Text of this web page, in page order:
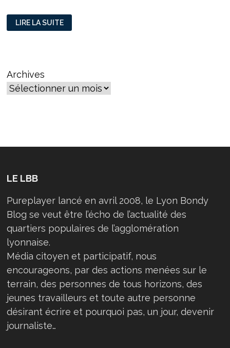
BLACKO
PREND
LE
LIRE LA SUITE
Archives
LE LBB
Pureplayer lancé en avril 2008, le Lyon Bondy
Blog se veut être l’écho de l’actualité des
quartiers populaires de l’agglomération
lyonnaise.
Média citoyen et participatif, nous
encourageons, par des actions menées sur le
terrain, des personnes de tous horizons, des
jeunes travailleurs et toute autre personne
désirant écrire et pourquoi pas, un jour, devenir
journaliste…